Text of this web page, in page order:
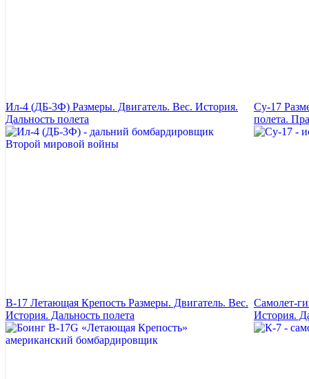
Ил-4 (ДБ-3Ф) Размеры. Двигатель. Вес. История.
Дальность полета
Су-17
полета.
B-17 Летающая Крепость Размеры. Двигатель. Вес.
История. Дальность полета
Самолет-
История.